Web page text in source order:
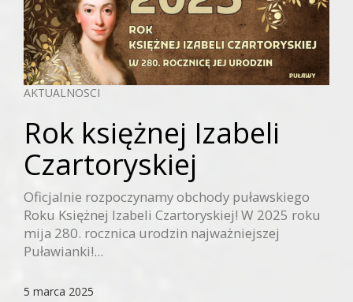
AKTUALNOSCI
Rok księżnej Izabeli
Czartoryskiej
Oficjalnie rozpoczynamy obchody puławskiego
Roku Księżnej Izabeli Czartoryskiej! W 2025 roku
mija 280. rocznica urodzin najważniejszej
Puławianki!...
5 marca 2025